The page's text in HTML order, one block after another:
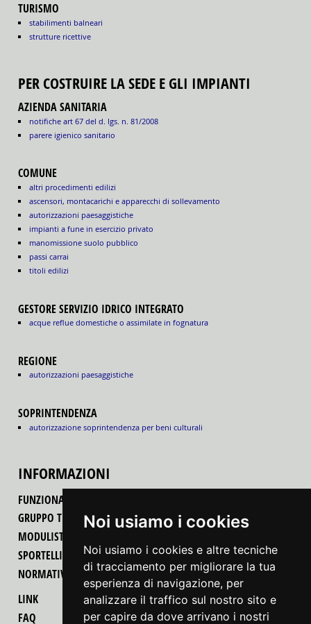
Noi usiamo i cookies
Noi usiamo i cookies e altre tecniche
di tracciamento per migliorare la tua
esperienza di navigazione, per
analizzare il traffico sul nostro sito e
per capire da dove arrivano i nostri
TURISMO
stabilimenti balneari
strutture ricettive
PER COSTRUIRE LA SEDE E GLI IMPIANTI
AZIENDA SANITARIA
notifiche art 67 del d. lgs. n. 81/2008
parere igienico sanitario
COMUNE
altri procedimenti edilizi
ascensori, montacarichi e apparecchi di sollevamento
autorizzazioni paesaggistiche
impianti a fune in esercizio privato
manomissione suolo pubblico
passi carrai
titoli edilizi
GESTORE SERVIZIO IDRICO INTEGRATO
acque reflue domestiche o assimilate in fognatura
REGIONE
autorizzazioni paesaggistiche
SOPRINTENDENZA
autorizzazione soprintendenza per beni culturali
INFORMAZIONI
FUNZIONALITÀ DEL PORTALE
GRUPPO TECNICO REGIONALE
MODULISTICA
SPORTELLI UNICI PER LE ATTIVITÀ PRODUTTIVE
NORMATIVA
LINK
FAQ